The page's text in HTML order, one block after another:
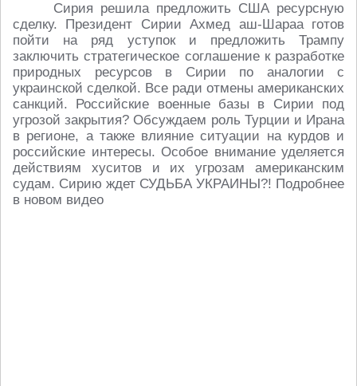
Сирия решила предложить США ресурсную
сделку. Президент Сирии Ахмед аш-Шараа готов
пойти на ряд уступок и предложить Трампу
заключить стратегическое соглашение к разработке
природных ресурсов в Сирии по аналогии с
украинской сделкой. Все ради отмены американских
санкций. Российские военные базы в Сирии под
угрозой закрытия? Обсуждаем роль Турции и Ирана
в регионе, а также влияние ситуации на курдов и
российские интересы. Особое внимание уделяется
действиям хуситов и их угрозам американским
судам. Сирию ждет СУДЬБА УКРАИНЫ?! Подробнее
в новом видео